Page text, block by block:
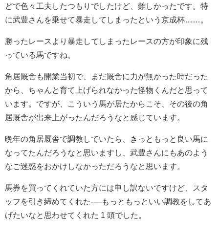
どで色々工夫したつもりでしたけど、難しかったです。特
に武豊さんを乗せて暴走してしまったという京成杯……。
勝ったレースより暴走してしまったレースの方が印象に残
っている馬ですね。
角居厩舎も開業当初で、まだ厩舎に力が無かった時だった
から、ちゃんと育て上げられなかった怪物くんだと思って
います。ですが、こういう馬が居たからこそ、その後の角
居厩舎が出来上がったんだろうなと感じています。
晩年の角居厩舎で調教していたら、きっともっと良い馬に
なってたんだろうなと思いますし、武豊さんにもあのよう
なご迷惑をおかけしなかっただろうなと思います。
馬券を買ってくれていた方には申し訳ないですけど、スタ
ッフを引き締めてくれた──もっともっといい調教をしてあ
げたいなと思わせてくれた 1 頭でした。